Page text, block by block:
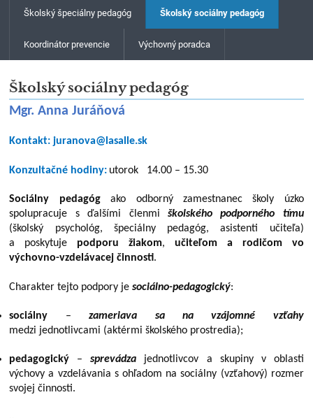
Školský špeciálny pedagóg Školský sociálny pedagóg
Koordinátor prevencie Výchovný poradca
Školský sociálny pedagóg
Mgr. Anna Juráňová
Kontakt: juranova@lasalle.sk
Konzultačné hodiny: utorok 14.00 – 15.30
Sociálny pedagógako odborný zamestnanec školy úzko
spolupracuje s ďalšími členmi školského podporného tímu
(školský psychológ, špeciálny pedagóg, asistenti učiteľa)
a poskytuje podporu žiakom, učiteľom a rodičom
vo
výchovno-vzdelávacej činnosti.
Charakter tejto podpory jesociálno-pedagogický:
sociálny –zameriava sa na vzájomné vzťahy
medzi jednotlivcami (aktérmi školského prostredia);
pedagogický –sprevádza jednotlivcov a skupiny v oblasti
výchovy a vzdelávania s ohľadom na sociálny (vzťahový) rozmer
svojej činnosti.